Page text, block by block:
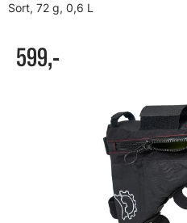
Sort, 72 g, 0,6 L
599,-